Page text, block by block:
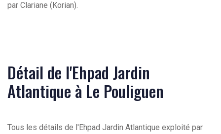
par Clariane (Korian).
Détail de l'Ehpad Jardin
Atlantique à Le Pouliguen
Tous les détails de l'Ehpad Jardin Atlantique exploité par